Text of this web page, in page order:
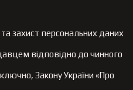
захист персональних даних
відповідно до чинного
Закону України «Про